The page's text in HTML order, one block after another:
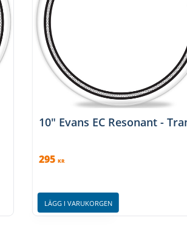
10" Evans EC Resonant -
295 KR
LÄGG I VARUKORGEN